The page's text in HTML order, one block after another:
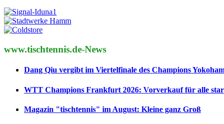
www.tischtennis.de-News
Dang Qiu vergibt im Viertelfinale des Champions
WTT Champions Frankfurt 2026: Vorverkauf für alle
Magazin "tischtennis" im August: Kleine ganz Groß